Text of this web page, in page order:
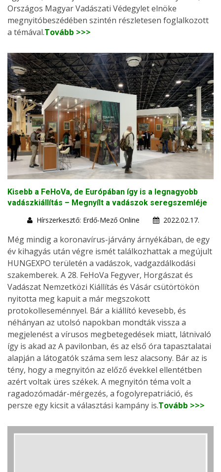
Országos Magyar Vadászati Védegylet elnöke
megnyitóbeszédében szintén részletesen foglalkozott
a témával.Tovább >>>
Kisebb a FeHoVa, de Európában így is a legnagyobb
vadászkiállítás – Megnyílt a vadászok seregszemléje
Hírszerkesztő: Erdő-Mező Online
2022.02.17.
Még mindig a koronavírus-járvány árnyékában, de egy
év kihagyás után végre ismét találkozhattak a megújult
HUNGEXPO területén a vadászok, vadgazdálkodási
szakemberek. A 28. FeHoVa Fegyver, Horgászat és
Vadászat Nemzetközi Kiállítás és Vásár csütörtökön
nyitotta meg kapuit a már megszokott
protokolleseménnyel. Bár a kiállító kevesebb, és
néhányan az utolsó napokban mondták vissza a
megjelenést a vírusos megbetegedések miatt, látnivaló
így is akad az A pavilonban, és az első óra tapasztalatai
alapján a látogatók száma sem lesz alacsony. Bár az is
tény, hogy a megnyitón az előző évekkel ellentétben
azért voltak üres székek. A megnyitón téma volt a
ragadozómadár-mérgezés, a fogolyrepatriáció, és
persze egy kicsit a választási kampány is.Tovább >>>